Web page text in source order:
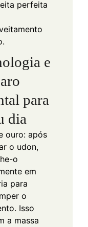
perfeita
e
para
dia
ouro: após
o udon,
o
em
para
o
Isso
a massa